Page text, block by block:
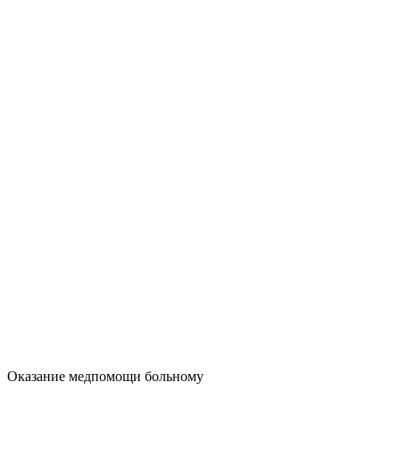
Оказание медпомощи больному